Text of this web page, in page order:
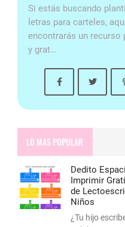
Si estás buscando
letras para carteles,
encontrarás un recurso
y grat…
LO MAS POPULAR
Dedito
Imprimir
de
Niños
¿Tu hijo